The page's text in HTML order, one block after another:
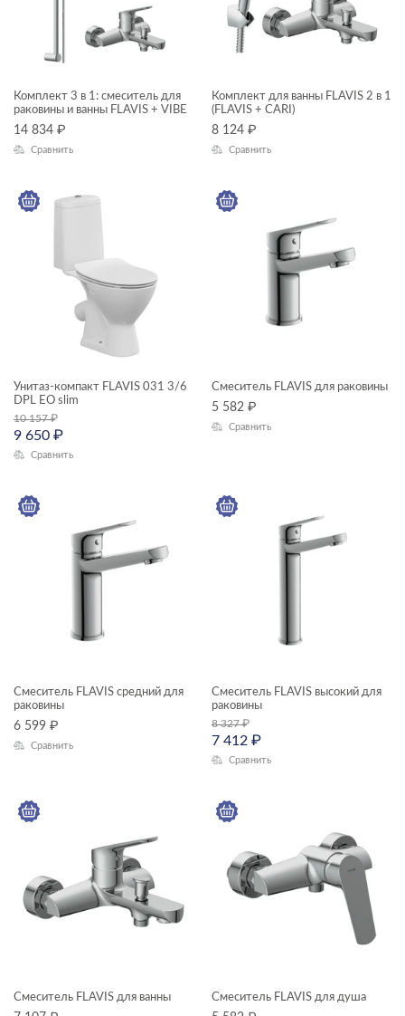
унитазы, биде, писсуары
ТИП ПРОДУКТА
смесители
унитазы-компакты
ГАБАРИТЫ
Ширина, см
Высота, см
КОЛЛЕКЦИЯ
Комплект 3 в 1: смеситель для
раковины и ванны FLAVIS + VIBE
14 834 ₽
Сравнить
Комплект для ванны FLAVIS 2 в 1
(FLAVIS + CARI)
8 124 ₽
Сравнить
Унитаз-компакт FLAVIS 031 3/6
DPL EO slim
10 157₽
9 650 ₽
Сравнить
Смеситель FLAVIS для раковины
5 582 ₽
Сравнить
Смеситель FLAVIS средний для
раковины
6 599 ₽
Сравнить
Смеситель FLAVIS высокий для
раковины
8 327₽
7 412 ₽
Сравнить
Смеситель FLAVIS для ванны Смеситель FLAVIS для душа